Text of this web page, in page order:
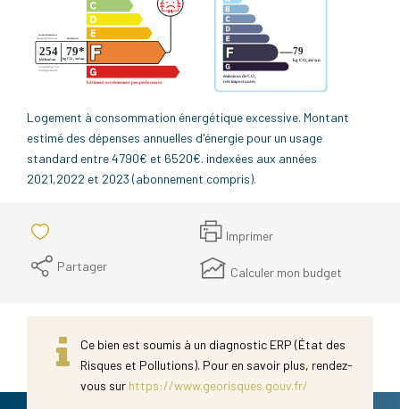
Logement à consommation énergétique excessive. Montant
estimé des dépenses annuelles d'énergie pour un usage
standard entre 4790€ et 6520€. indexées aux années
2021,2022 et 2023 (abonnement compris).
Imprimer
Partager
Calculer mon budget
Ce bien est soumis à un diagnostic ERP (État des
Risques et Pollutions). Pour en savoir plus, rendez-
vous sur https://www.georisques.gouv.fr/